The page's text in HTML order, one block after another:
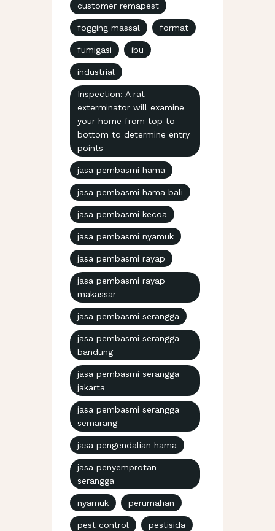
customer remapest
fogging massal format
fumigasi ibu
industrial
Inspection: A rat
exterminator will examine
your home from top to
bottom to determine entry
points
jasa pembasmi hama
jasa pembasmi hama bali
jasa pembasmi kecoa
jasa pembasmi nyamuk
jasa pembasmi rayap
jasa pembasmi rayap
makassar
jasa pembasmi serangga
jasa pembasmi serangga
bandung
jasa pembasmi serangga
jakarta
jasa pembasmi serangga
semarang
jasa pengendalian hama
jasa penyemprotan
serangga
nyamuk perumahan
pest control pestisida